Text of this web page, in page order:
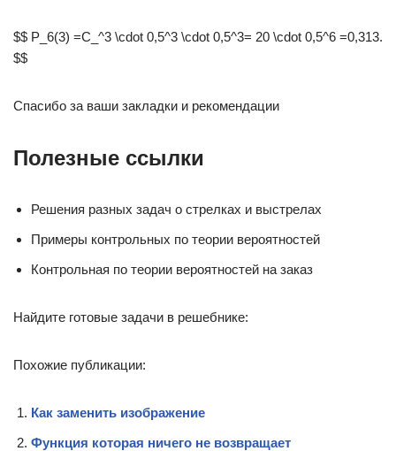
$$ P_6(3) =C_^3 \cdot 0,5^3 \cdot 0,5^3= 20 \cdot 0,5^6 =0,313.
$$
Спасибо за ваши закладки и рекомендации
Полезные ссылки
Решения разных задач о стрелках и выстрелах
Примеры контрольных по теории вероятностей
Контрольная по теории вероятностей на заказ
Найдите готовые задачи в решебнике:
Похожие публикации:
Как заменить изображение
Функция которая ничего не возвращает